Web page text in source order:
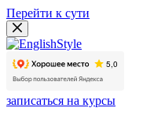
Перейти к сути
записаться на курсы